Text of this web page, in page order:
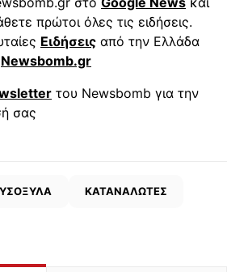
πρώτοι όλες τις ειδήσεις.
Ειδήσεις από την Ελλάδα
Newsbomb.gr
του Newsbomb για την
σας
ΚΑΤΑΝΑΛΩΤΕΣ